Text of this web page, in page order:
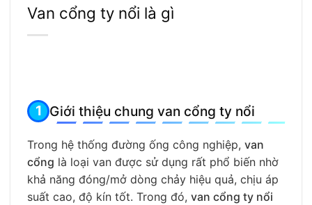
Van cổng ty nổi là gì
Giới thiệu chung van cổng ty nổi
Trong hệ thống đường ống công nghiệp, van
cổng là loại van được sử dụng rất phổ biến nhờ
khả năng đóng/mở dòng chảy hiệu quả, chịu áp
suất cao, độ kín tốt. Trong đó, van cổng ty nổi